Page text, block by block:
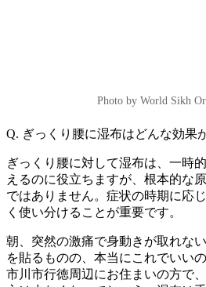
Photo by World Sikh
Q. ぎっくり腰に湿布はどんな効果
ぎっくり腰に対して湿布は、一時
えるのに役立ちますが、根本的な
ではありません。症状の時期に応
く使い分けることが重要です。
朝、突然の激痛で身動きが取れな
を貼るものの、本当にこれでいい
市川市行徳周辺にお住まいの方で